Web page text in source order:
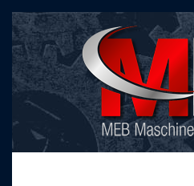
Skip
main
content